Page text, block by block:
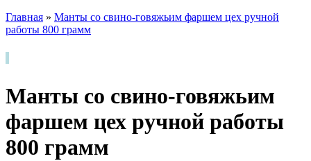
Главная » Манты со свино-говяжьим фаршем цех ручной
работы 800 грамм
Манты со свино-говяжьим
фаршем цех ручной работы
800 грамм